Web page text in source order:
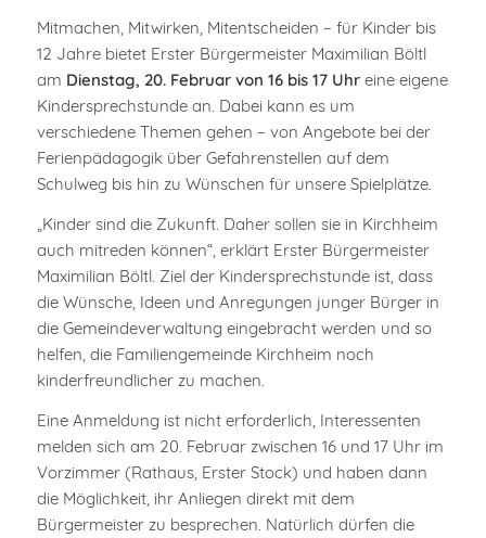
Mitmachen, Mitwirken, Mitentscheiden – für Kinder bis
12 Jahre bietet Erster Bürgermeister Maximilian Böltl
am Dienstag, 20. Februar von 16 bis 17 Uhreine eigene
Kindersprechstunde an. Dabei kann es um
verschiedene Themen gehen – von Angebote bei der
Ferienpädagogik über Gefahrenstellen auf dem
Schulweg bis hin zu Wünschen für unsere Spielplätze.
„Kinder sind die Zukunft. Daher sollen sie in Kirchheim
auch mitreden können“, erklärt Erster Bürgermeister
Maximilian Böltl. Ziel der Kindersprechstunde ist, dass
die Wünsche, Ideen und Anregungen junger Bürger in
die Gemeindeverwaltung eingebracht werden und so
helfen, die Familiengemeinde Kirchheim noch
kinderfreundlicher zu machen.
Eine Anmeldung ist nicht erforderlich, Interessenten
melden sich am 20. Februar zwischen 16 und 17 Uhr im
Vorzimmer (Rathaus, Erster Stock) und haben dann
die Möglichkeit, ihr Anliegen direkt mit dem
Bürgermeister zu besprechen. Natürlich dürfen die